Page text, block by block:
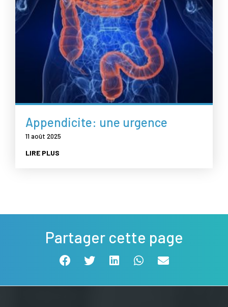
Appendicite: une urgence
11 août 2025
LIRE PLUS
Partager cette page